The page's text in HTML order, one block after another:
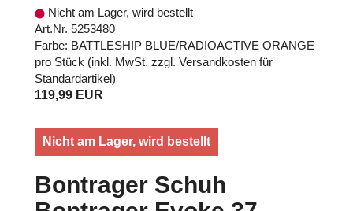
Nicht am Lager, wird bestellt
Art.Nr. 5253480
Farbe: BATTLESHIP BLUE/RADIOACTIVE ORANGE
pro Stück (inkl. MwSt. zzgl. Versandkosten für
Standardartikel)
119,99 EUR
Nicht am Lager, wird bestellt
Bontrager Schuh